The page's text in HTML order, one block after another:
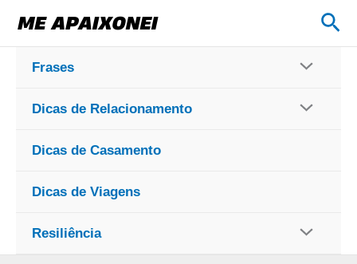
para
conteúdo
Frases
Dicas de Relacionamento
Dicas de Casamento
Dicas de Viagens
Resiliência